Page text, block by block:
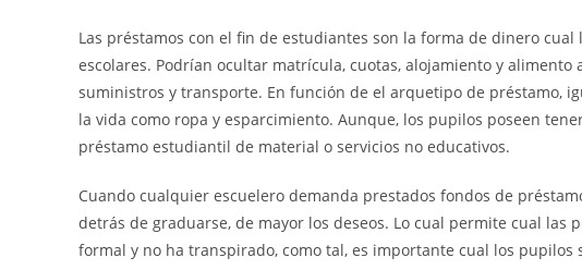
Las préstamos con el fin de estudiantes son la forma de dinero
escolares. Podrían ocultar matrícula, cuotas, alojamiento y alimento
suministros y transporte. En función de el arquetipo de préstamo,
la vida como ropa y esparcimiento. Aunque, los pupilos poseen
préstamo estudiantil de material o servicios no educativos.
Cuando cualquier escuelero demanda prestados fondos de
detrás de graduarse, de mayor los deseos. Lo cual permite cual
formal y no ha transpirado, como tal, es importante cual los